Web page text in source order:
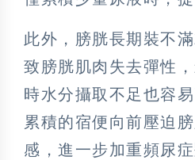
此外，膀胱長期裝不
致膀胱肌肉失去彈性
時水分攝取不足也容
累積的宿便向前壓迫
感，進一步加重頻尿